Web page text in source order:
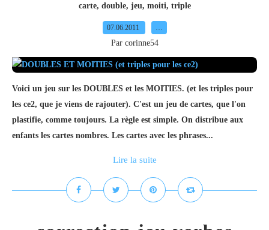
carte, double, jeu, moiti, triple
07.06.2011 …
Par corinne54
Voici un jeu sur les DOUBLES et les MOITIES. (et les triples pour
les ce2, que je viens de rajouter). C'est un jeu de cartes, que l'on
plastifie, comme toujours. La règle est simple. On distribue aux
enfants les cartes nombres. Les cartes avec les phrases...
Lire la suite